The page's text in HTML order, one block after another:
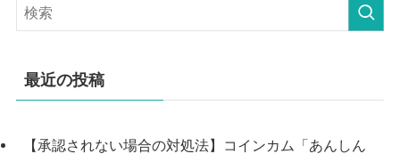
最近の投稿
【承認されない場合の対処法】コインカム「あんしん